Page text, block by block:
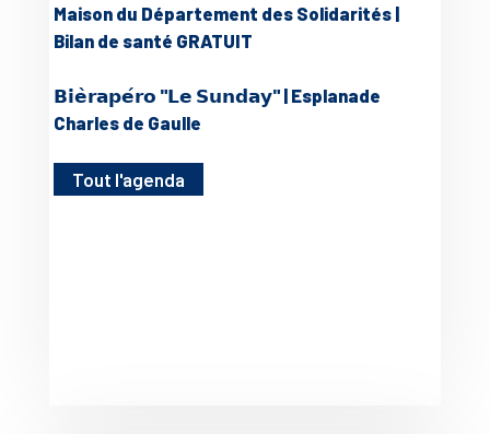
Maison du Département des Solidarités |
Bilan de santé GRATUIT
𝗕𝗶𝗲̀𝗿𝗮𝗽𝗲́𝗿𝗼 "𝗟𝗲 𝗦𝘂𝗻𝗱𝗮𝘆" | Esplanade
Charles de Gaulle
Tout l'agenda